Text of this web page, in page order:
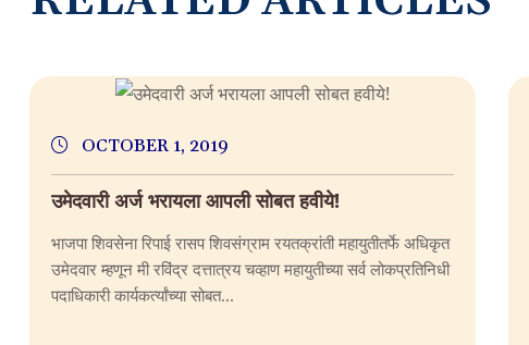
OCTOBER 1, 2019
उमेदवारी अर्ज भरायला आपली सोबत हवीये!
भाजपा शिवसेना रिपाई रासप शिवसंग्राम रयतक्रांती महायुतीतर्फे अधिकृत
उमेदवार म्हणून मी रविंद्र दत्तात्रय चव्हाण महायुतीच्या सर्व लोकप्रतिनिधी
पदाधिकारी कार्यकर्त्यांच्या सोबत...